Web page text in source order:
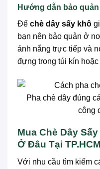
Hướng dẫn bảo quản
Để chè dây sấy khô
bạn nên bảo quản ở
ánh nắng trực tiếp và
đựng trong túi kín
Pha chè dây đúng
công
Mua Chè Dây
Ở Đâu Tại
Với nhu cầu tìm kiếm